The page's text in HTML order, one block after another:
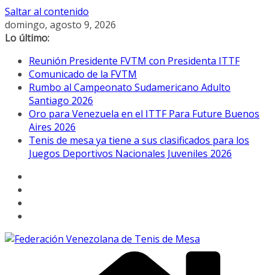
Saltar al contenido
domingo, agosto 9, 2026
Lo último:
Reunión Presidente FVTM con Presidenta ITTF
Comunicado de la FVTM
Rumbo al Campeonato Sudamericano Adulto
Santiago 2026
Oro para Venezuela en el ITTF Para Future Buenos
Aires 2026
Tenis de mesa ya tiene a sus clasificados para los
Juegos Deportivos Nacionales Juveniles 2026